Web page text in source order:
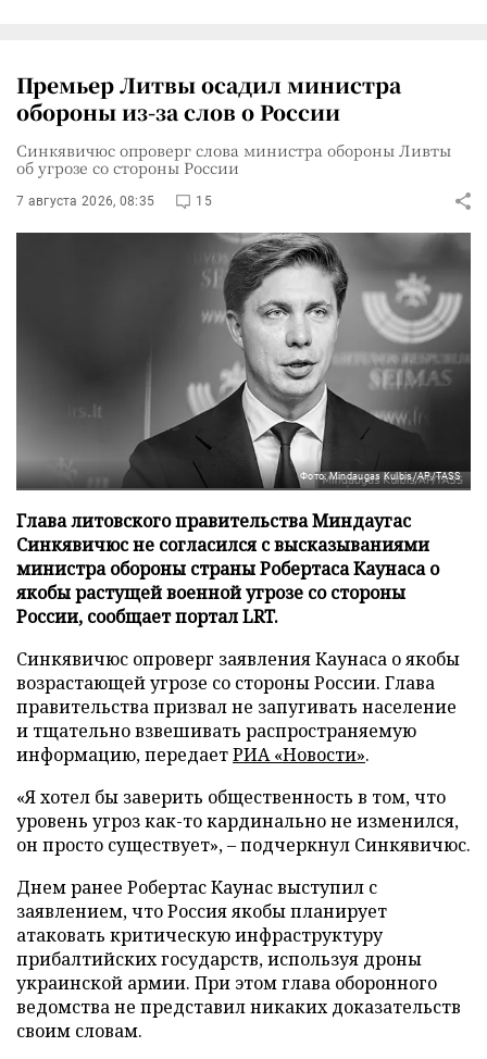
Премьер Литвы осадил министра
обороны из-за слов о России
Синкявичюс опроверг слова министра обороны Ливты
об угрозе со стороны России
7 августа 2026, 08:35 15
Фото: Mindaugas Kulbis/AP/TASS
Глава литовского правительства Миндаугас
Синкявичюс не согласился с высказываниями
министра обороны страны Робертаса Каунаса о
якобы растущей военной угрозе со стороны
России, сообщает портал LRT.
Синкявичюс опроверг заявления Каунаса о якобы
возрастающей угрозе со стороны России. Глава
правительства призвал не запугивать население
и тщательно взвешивать распространяемую
информацию, передаетРИА «Новости».
«Я хотел бы заверить общественность в том, что
уровень угроз как-то кардинально не изменился,
он просто существует», – подчеркнул Синкявичюс.
Днем ранее Робертас Каунас выступил с
заявлением, что Россия якобы планирует
атаковать критическую инфраструктуру
прибалтийских государств, используя дроны
украинской армии. При этом глава оборонного
ведомства не представил никаких доказательств
своим словам.